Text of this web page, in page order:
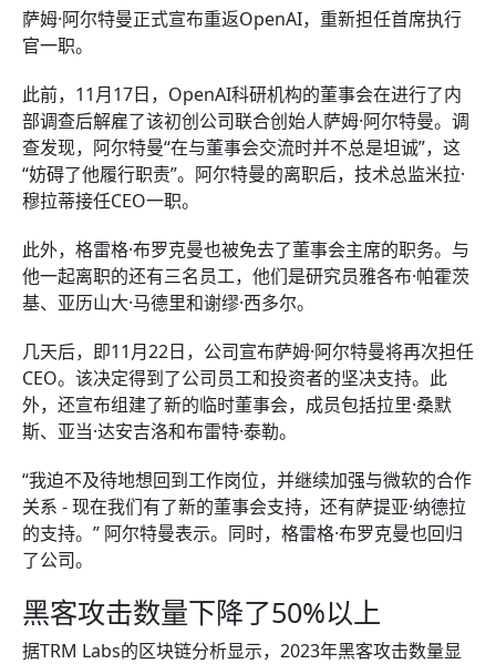
萨姆·阿尔特曼正式宣布重返OpenAI，重新担任首席执行
官一职。
此前，11月17日，OpenAI科研机构的董事会在进行了内
部调查后解雇了该初创公司联合创始人萨姆·阿尔特曼。调
查发现，阿尔特曼“在与董事会交流时并不总是坦诚”，这
“妨碍了他履行职责”。阿尔特曼的离职后，技术总监米拉·
穆拉蒂接任CEO一职。
此外，格雷格·布罗克曼也被免去了董事会主席的职务。与
他一起离职的还有三名员工，他们是研究员雅各布·帕霍茨
基、亚历山大·马德里和谢缪·西多尔。
几天后，即11月22日，公司宣布萨姆·阿尔特曼将再次担任
CEO。该决定得到了公司员工和投资者的坚决支持。此
外，还宣布组建了新的临时董事会，成员包括拉里·桑默
斯、亚当·达安吉洛和布雷特·泰勒。
“我迫不及待地想回到工作岗位，并继续加强与微软的合作
关系 - 现在我们有了新的董事会支持，还有萨提亚·纳德拉
的支持。” 阿尔特曼表示。同时，格雷格·布罗克曼也回归
了公司。
黑客攻击数量下降了50%以上
据TRM Labs的区块链分析显示，2023年黑客攻击数量显